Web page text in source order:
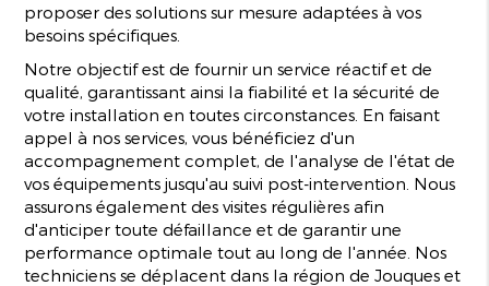
proposer des solutions sur mesure adaptées à vos
besoins spécifiques.
Notre objectif est de fournir un service réactif et de
qualité, garantissant ainsi la fiabilité et la sécurité de
votre installation en toutes circonstances. En faisant
appel à nos services, vous bénéficiez d'un
accompagnement complet, de l'analyse de l'état de
vos équipements jusqu'au suivi post-intervention. Nous
assurons également des visites régulières afin
d'anticiper toute défaillance et de garantir une
performance optimale tout au long de l'année. Nos
techniciens se déplacent dans la région de Jouques et